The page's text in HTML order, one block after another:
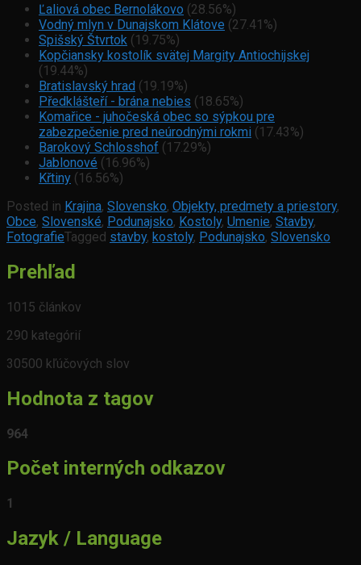
Ľaliová obec Bernolákovo (28.56%)
Vodný mlyn v Dunajskom Klátove (27.41%)
Spišský Štvrtok (19.75%)
Kopčiansky kostolík svätej Margity Antiochijskej
(19.44%)
Bratislavský hrad (19.19%)
Předklášteří - brána nebies (18.65%)
Komařice - juhočeská obec so sýpkou pre
zabezpečenie pred neúrodnými rokmi (17.43%)
Barokový Schlosshof (17.29%)
Jablonové (16.96%)
Křtiny (16.56%)
Posted in Krajina, Slovensko, Objekty, predmety a priestory,
Obce, Slovenské, Podunajsko, Kostoly, Umenie, Stavby,
FotografieTagged stavby, kostoly, Podunajsko, Slovensko
Prehľad
1015 článkov
290 kategórií
30500 kľúčových slov
Hodnota z tagov
964
Počet interných odkazov
1
Jazyk / Language